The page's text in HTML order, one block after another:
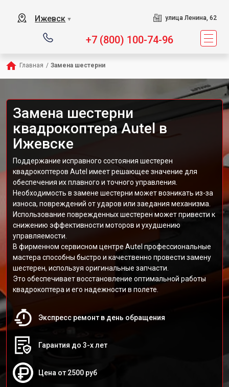
Ижевск ▼ улица Ленина, 62
+7 (800) 100-74-96
Главная / Замена шестерни
Замена шестерни
квадрокоптера Autel в
Ижевске
Поддержание исправного состояния шестерен
квадрокоптеров Autel имеет решающее значение для
обеспечения их плавного и точного управления.
Необходимость в замене шестерни может возникать из-за
износа, повреждений от ударов или заедания механизма.
Использование поврежденных шестерен может привести к
снижению эффективности моторов и ухудшению
управляемости.
В фирменном сервисном центре Autel профессиональные
мастера способны быстро и качественно провести замену
шестерен, используя оригинальные запчасти.
Это обеспечивает восстановление оптимальной работы
квадрокоптера и его надежности в полете.
Экспресс ремонт в день обращения
Гарантия до 3-х лет
Цена от 2500 руб